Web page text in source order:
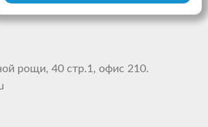
рощи, 40 стр.1, офис 210.